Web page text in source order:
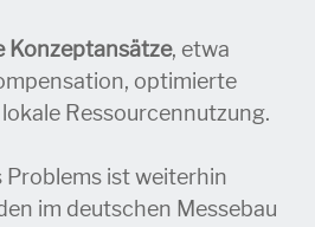
Konzeptansätze, etwa
optimierte
Ressourcennutzung.
Problems ist weiterhin
im deutschen Messebau